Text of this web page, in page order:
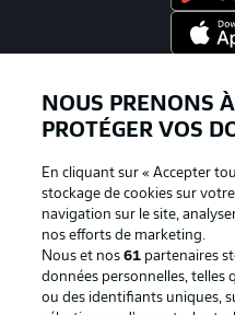
NOUS PRENONS
PROTÉGER VOS
En cliquant sur « Accepter
stockage de cookies sur
navigation sur le site,
nos efforts de marketing.
Nous et nos61 partenaires
données personnelles, telles
ou des identifiants uniques,